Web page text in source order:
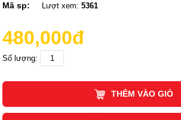
Mã sp: Lượt xem:5361
480,000đ
Số lượng:
THÊM VÀO GIỎ